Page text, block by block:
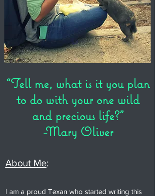
“Tell me, what is it you plan
to do with your one wild
and precious life?”
-Mary Oliver
About Me:
I am a proud Texan who started writing this